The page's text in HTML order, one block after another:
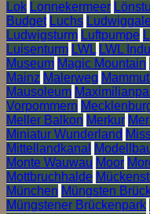
Lok Lonnekermeer
Budget Luchs
Ludwigsturm Luftpumpe
Luisenturm LWL LWL
Museum Magic Mountain
Mainz Malerweg
Mausoleum
Vorpommern
Meller Balkon Merkur
Miniatur Wunderland
Mittellandkanal
Monte Wauwau Moor
Mottbruchhalde
München Müngsten
Müngstener Brückenpark